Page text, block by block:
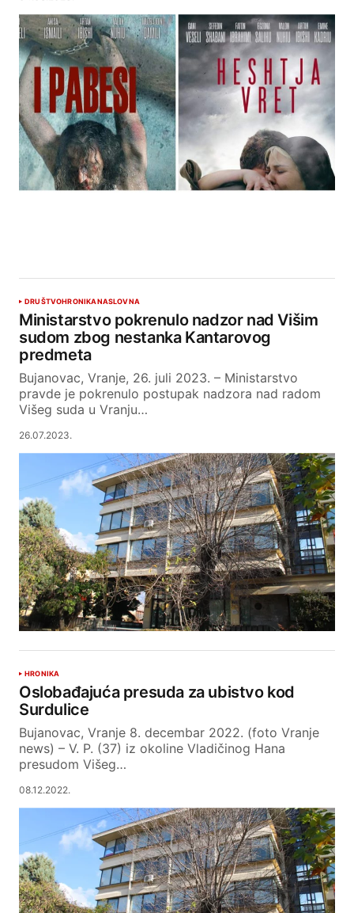
DRUŠTVOHRONIKANASLOVNA
Ministarstvo pokrenulo nadzor nad Višim
sudom zbog nestanka Kantarovog
predmeta
Bujanovac, Vranje, 26. juli 2023. – Ministarstvo
pravde je pokrenulo postupak nadzora nad radom
Višeg suda u Vranju…
26.07.2023.
HRONIKA
Oslobađajuća presuda za ubistvo kod
Surdulice
Bujanovac, Vranje 8. decembar 2022. (foto Vranje
news) – V. P. (37) iz okoline Vladičinog Hana
presudom Višeg…
08.12.2022.